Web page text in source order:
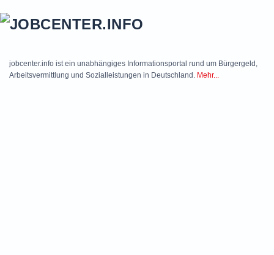
jobcenter.info ist ein unabhängiges Informationsportal rund um Bürgergeld,
Arbeitsvermittlung und Sozialleistungen in Deutschland. Mehr...